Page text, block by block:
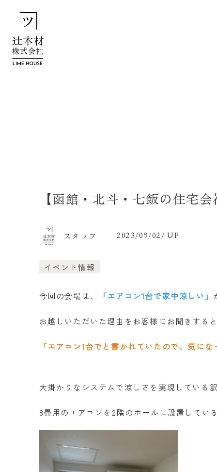
【函館・北斗・七飯の住宅
スタッフ 2023/09/02/ UP
イベント情報
今回の会場は、 「エアコン1台で家中涼しい」
お越しいただいた理由をお客様にお聞きすると
「エアコン1台でと書かれていたので、気にな
大掛かりなシステムで涼しさを実現している訳
8畳用のエアコンを2階のホールに設置してい